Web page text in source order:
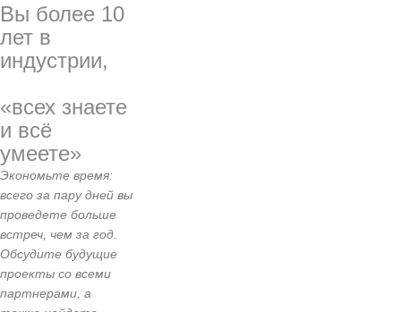
Вы более 10
лет в
индустрии,
«всех знаете
и всё
умеете»
Экономьте время:
всего за пару дней вы
проведете больше
встреч, чем за год.
Обсудите будущие
проекты со всеми
партнерами, а